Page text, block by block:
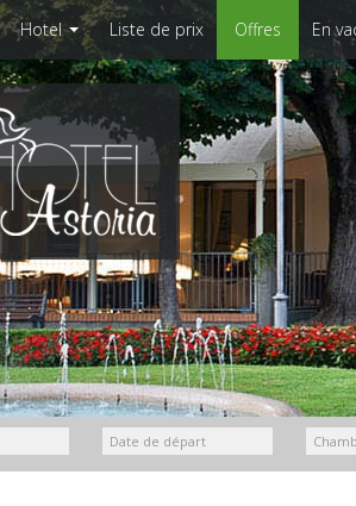
Hotel Liste de prix Offres En